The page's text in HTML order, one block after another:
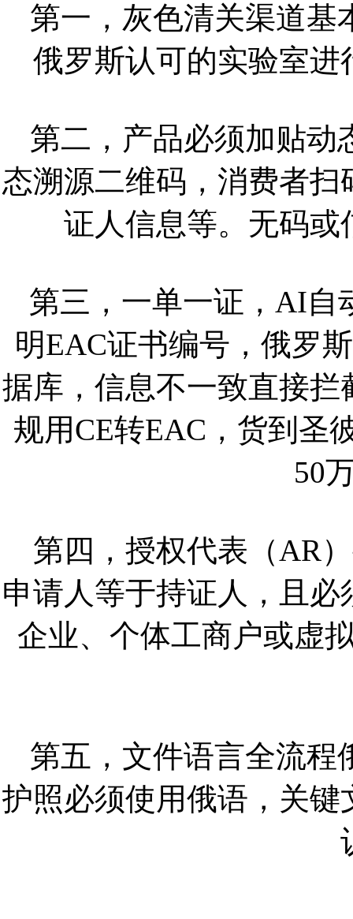
第一，灰色清关渠道基
俄罗斯认可的实验室
第二，产品必须加贴动
态溯源二维码，消费者
证人信息等。无码
第三，一单一证，AI自
明EAC证书编号，俄罗
据库，信息不一致直接
规用CE转EAC，货到圣
50
第四，授权代表（AR
申请人等于持证人，且
企业、个体工商户或虚
第五，文件语言全流程
护照必须使用俄语，关